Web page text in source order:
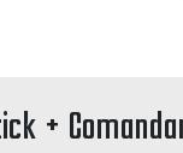
+